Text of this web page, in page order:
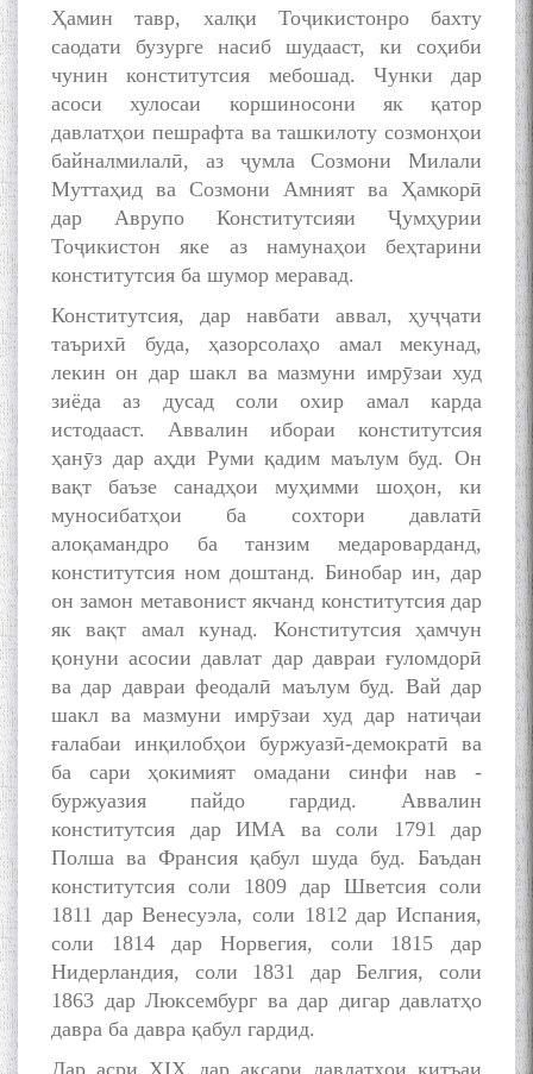
Ҳамин тавр, халқи Тоҷикистонро бахту
саодати бузурге насиб шудааст, ки соҳиби
чунин конститутсия мебошад. Чунки дар
асоси хулосаи коршиносони як қатор
давлатҳои пешрафта ва ташкилоту созмонҳои
байналмилалӣ, аз ҷумла Созмони Милали
Муттаҳид ва Созмони Амният ва Ҳамкорӣ
дар Аврупо Конститутсияи Ҷумҳурии
Тоҷикистон яке аз намунаҳои беҳтарини
конститутсия ба шумор меравад.
Конститутсия, дар навбати аввал, ҳуҷҷати
таърихӣ буда, ҳазорсолаҳо амал мекунад,
лекин он дар шакл ва мазмуни имрӯзаи худ
зиёда аз дусад соли охир амал карда
истодааст. Аввалин ибораи конститутсия
ҳанӯз дар аҳди Руми қадим маълум буд. Он
вақт баъзе санадҳои муҳимми шоҳон, ки
муносибатҳои ба сохтори давлатӣ
алоқамандро ба танзим медароварданд,
конститутсия ном доштанд. Бинобар ин, дар
он замон метавонист якчанд конститутсия дар
як вақт амал кунад. Конститутсия ҳамчун
қонуни асосии давлат дар давраи ғуломдорӣ
ва дар давраи феодалӣ маълум буд. Вай дар
шакл ва мазмуни имрӯзаи худ дар натиҷаи
ғалабаи инқилобҳои буржуазӣ-демократӣ ва
ба сари ҳокимият омадани синфи нав -
буржуазия пайдо гардид. Аввалин
конститутсия дар ИМА ва соли 1791 дар
Полша ва Франсия қабул шуда буд. Баъдан
конститутсия соли 1809 дар Шветсия соли
1811 дар Венесуэла, соли 1812 дар Испания,
соли 1814 дар Норвегия, соли 1815 дар
Нидерландия, соли 1831 дар Белгия, соли
1863 дар Люксембург ва дар дигар давлатҳо
давра ба давра қабул гардид.